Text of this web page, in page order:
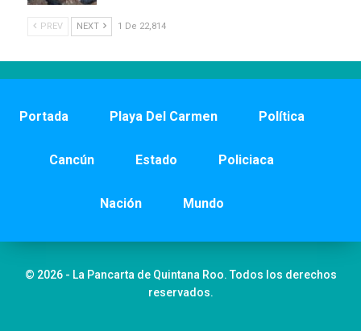
PREV NEXT 1 De 22,814
Portada Playa Del Carmen Política
Cancún Estado Policiaca
Nación Mundo
© 2026 - La Pancarta de Quintana Roo. Todos los derechos
reservados.